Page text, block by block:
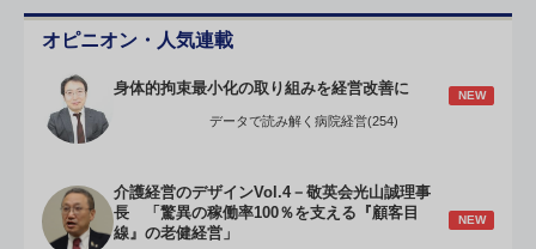
オピニオン・人気連載
身体的拘束最小化の取り組みを経営改善に NEW
データで読み解く病院経営(254)
介護経営のデザインVol.4－敬英会光山誠理事
長 「驚異の稼働率100％を支える『顧客目
線』の老健経営」
NEW